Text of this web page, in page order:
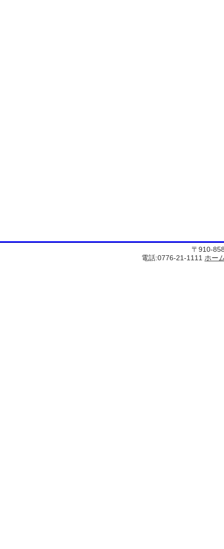
〒910-
電話:0776-21-1111 ホー